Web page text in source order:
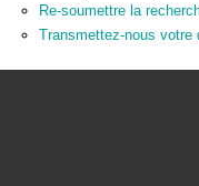
Re-soumettre la
Transmettez-nous votre